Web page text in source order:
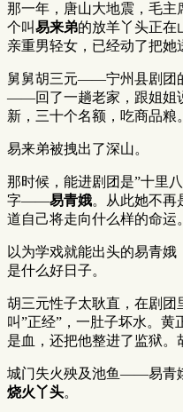
那一年，唐山大地震，毛主
个叫易来弟的放羊丫头正在
亲重男轻女，已经动了把她
舅舅胡三元——宁州县剧团
——回了一趟老家，跟姐姐
新，三十个名额，吃商品粮
易来弟被拽出了深山。
那时候，能进剧团是”十里
字——易青娥。从此她不再
道自己将走向什么样的命运。
以为学戏就能出头的易青
是什么好日子。
胡三元性子太耿直，在剧
叫”正经”，一肚子坏水。
是血，还把他整进了监狱。
城门失火殃及池鱼——易青
烧火丫头。